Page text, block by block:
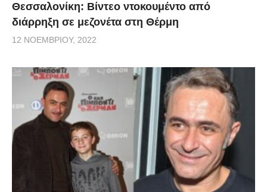
Θεσσαλονίκη: Βίντεο ντοκουμέντο από
διάρρηξη σε μεζονέτα στη Θέρμη
12 ΝΟΕΜΒΡΊΟΥ, 2022